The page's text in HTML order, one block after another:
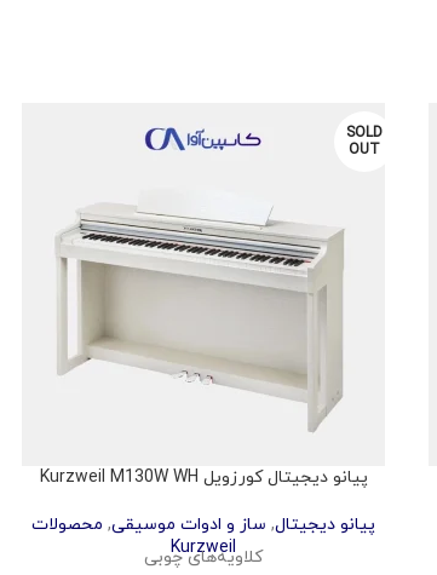
SOLD
OUT
پیانو دیجیتال کورزویل Kurzweil M130W WH
پیانو دیجیتال, ساز و ادوات موسیقی, محصولات
Kurzweil
کلاویه‌های چوبی